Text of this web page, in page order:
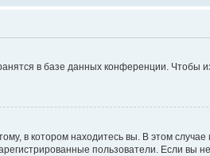
в базе данных конференции. Чтобы
в котором находитесь вы. В этом
пользователи. Если вы